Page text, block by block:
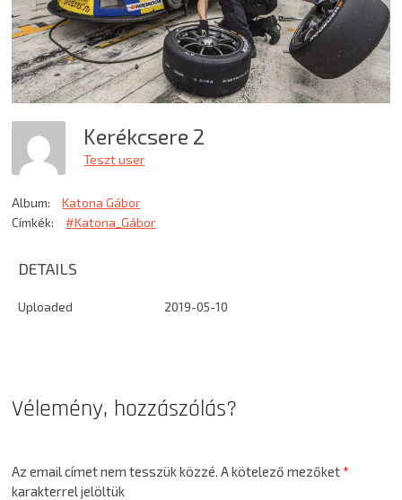
Kerékcsere 2
Teszt user
Album:
Katona Gábor
Címkék:
#Katona_Gábor
DETAILS
Uploaded 2019-05-10
Vélemény, hozzászólás?
Az email címet nem tesszük közzé. A kötelező mezőket*
karakterrel jelöltük